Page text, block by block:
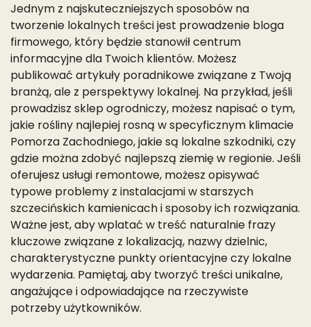
Jednym z najskuteczniejszych sposobów na
tworzenie lokalnych treści jest prowadzenie bloga
firmowego, który będzie stanowił centrum
informacyjne dla Twoich klientów. Możesz
publikować artykuły poradnikowe związane z Twoją
branżą, ale z perspektywy lokalnej. Na przykład, jeśli
prowadzisz sklep ogrodniczy, możesz napisać o tym,
jakie rośliny najlepiej rosną w specyficznym klimacie
Pomorza Zachodniego, jakie są lokalne szkodniki, czy
gdzie można zdobyć najlepszą ziemię w regionie. Jeśli
oferujesz usługi remontowe, możesz opisywać
typowe problemy z instalacjami w starszych
szczecińskich kamienicach i sposoby ich rozwiązania.
Ważne jest, aby wplatać w treść naturalnie frazy
kluczowe związane z lokalizacją, nazwy dzielnic,
charakterystyczne punkty orientacyjne czy lokalne
wydarzenia. Pamiętaj, aby tworzyć treści unikalne,
angażujące i odpowiadające na rzeczywiste
potrzeby użytkowników.